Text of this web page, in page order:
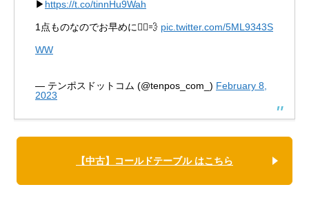
▶ https://t.co/tinnHu9Wah
1点ものなのでお早めに🏃‍♀️💨 pic.twitter.com/5ML9343S
WW
— テンポスドットコム (@tenpos_com_) February 8,
2023
【中古】コールドテーブル はこちら